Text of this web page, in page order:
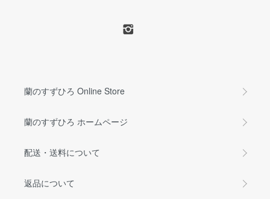
蘭のすずひろ Online Store
蘭のすずひろ ホームページ
配送・送料について
返品について